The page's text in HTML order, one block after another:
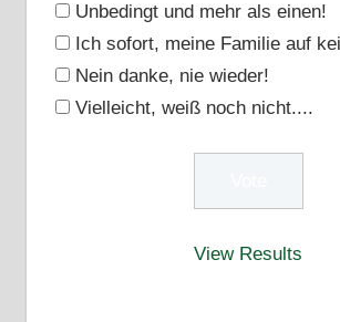
Unbedingt und mehr als einen!
Ich sofort, meine Familie auf
Nein danke, nie wieder!
Vielleicht, weiß noch nicht....
View Results